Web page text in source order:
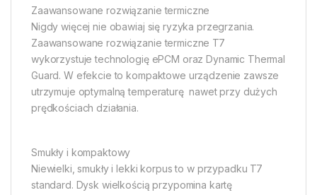
Zaawansowane rozwiązanie termiczne
Nigdy więcej nie obawiaj się ryzyka przegrzania.
Zaawansowane rozwiązanie termiczne T7
wykorzystuje technologię ePCM oraz Dynamic Thermal
Guard. W efekcie to kompaktowe urządzenie zawsze
utrzymuje optymalną temperaturę  nawet przy dużych
prędkościach działania.
Smukły i kompaktowy
Niewielki, smukły i lekki korpus to w przypadku T7
standard. Dysk wielkością przypomina kartę